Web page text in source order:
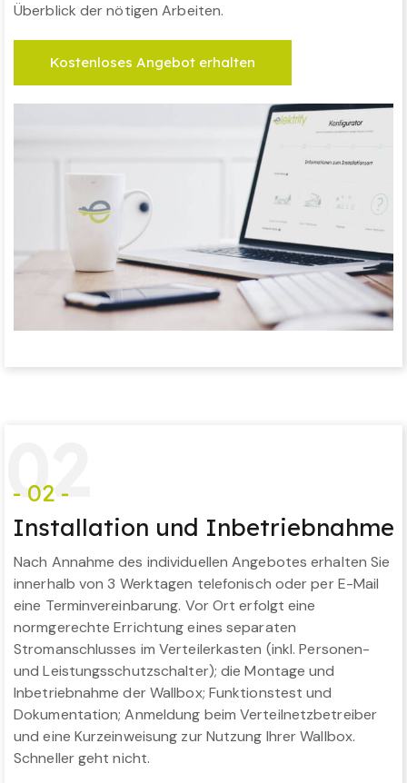
Überblick der nötigen Arbeiten.
Kostenloses Angebot erhalten
02
- 02 -
Installation und Inbetriebnahme
Nach Annahme des individuellen Angebotes erhalten Sie
innerhalb von 3 Werktagen telefonisch oder per E-Mail
eine Terminvereinbarung. Vor Ort erfolgt eine
normgerechte Errichtung eines separaten
Stromanschlusses im Verteilerkasten (inkl. Personen-
und Leistungsschutzschalter); die Montage und
Inbetriebnahme der Wallbox; Funktionstest und
Dokumentation; Anmeldung beim Verteilnetzbetreiber
und eine Kurzeinweisung zur Nutzung Ihrer Wallbox.
Schneller geht nicht.